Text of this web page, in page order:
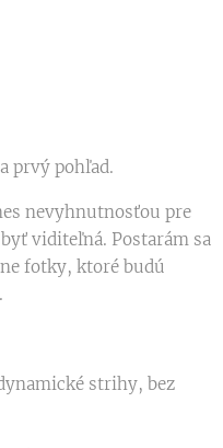
prvý pohľad.
nevyhnutnosťou pre
viditeľná. Postarám sa
fotky, ktoré budú
strihy, bez